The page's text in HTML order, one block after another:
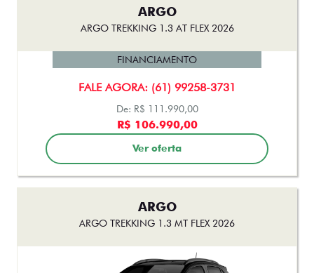
ARGO
ARGO TREKKING 1.3 AT FLEX 2026
FALE AGORA: (61) 99258-3731
FINANCIAMENTO
De: R$ 111.990,00
Ver oferta